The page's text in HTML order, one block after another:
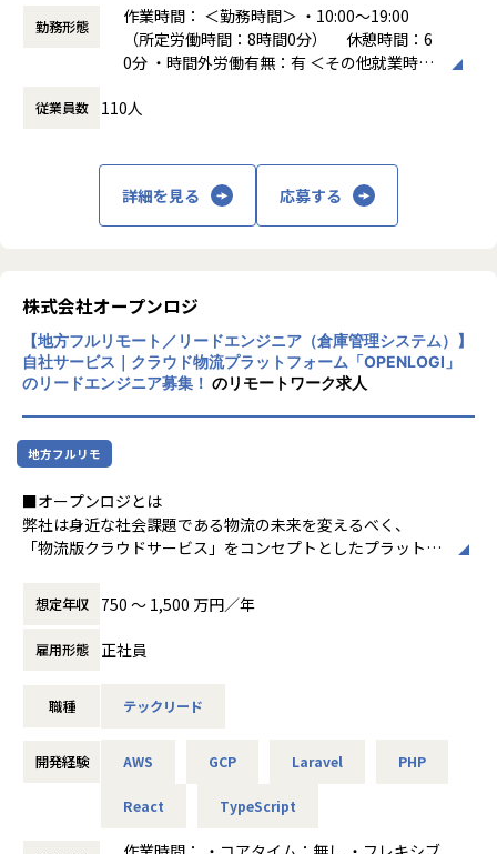
▼キャリア事例
・入社5年目でVPoTにキャリアアップ
・新卒2年目でカスタマーサクセスに挑戦するメンバー
年齢を問わずご活躍できるフィールドがあり、20-30代の若
手メンバーが活躍しています！
メンバーが在籍しています。
▼在籍メンバー例
・EM赤川
・TL池松
しています。
■カルチャー
・スクラム開発を推進
・積極的なペアプロやモブプロ
・自発的な勉強会やハッカソンの開催
・VPoEやEMとの1on1
・メンター役が伴走するオンボード支援
会社の定める範囲
※昨年からテレビ朝日や日本経済新聞などのメディアにも取
度が急上昇しています！
<ベストベンチャー100>
https://best100.v-tsushin.jp/company/artwize/
★2014年の創業以来11期連続で成長中★
す！
委託開発・受託開発をメインとしながらも、新規ビジネスを
3〜4年スパンで開発しています。
コアドメインの委託開発・受託開発では、安定した大手企業
や成長中のベンチャーなどの顧客が多く、良い案件を多数保
持しています
システム開発事業で安定した収益を上げつつも、会社の利益
だけではなく、メンバーそれぞれが成長しながら楽しく働け
る会社を目指しています。
社員旅行や年末の大忘年会は全て会社経費です。多様な福利
厚生制度で社員の皆さんのQOLの向上にも努めています。
ectHoldingsにJoinしました。
ngsグループ内の自社プロダクトの開発やシステムコンサル
■受託開発
＜案件の具体例＞
勤務形態
作業時間： ＜勤務時間＞ ・10:00～19:00
（所定労働時間：8時間0分） 休憩時間：6
0分 ・時間外労働有無：有 ＜その他就業時間
働き方：
休憩時間： 60分
従業員数 110人
詳細を見る 応募する
株式会社オープンロジ
【地方フルリモート／リードエンジニア（倉庫管理システム）】
自社サービス｜クラウド物流プラットフォーム「OPENLOGI」
のリードエンジニア募集！ のリモートワーク求人
地方フルリモ
■オープンロジとは
弊社は身近な社会課題である物流の未来を変えるべく、
「物流版クラウドサービス」をコンセプトとしたプラットフ
データの活用によって、業界全体の最適化を目指す会社で
す。
物流は、あらゆる産業の営みを根底から支える社会の巨大な
物流が滞れば、医療も、教育も、あらゆる経済活動が麻痺し
しかし、その物流業界は今もなお構造的な課題を抱え、苦し
オープンロジはこの非常に難易度の高い業界の構造改革を、
想定年収 750 〜 1,500 万円／年
雇用形態 正社員
職種 テックリード
開発経験 AWS GCP Laravel PHP
React TypeScript